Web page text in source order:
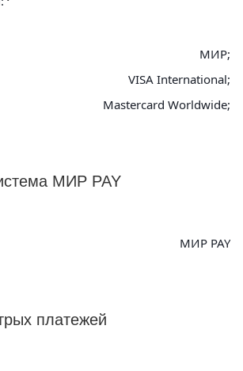
МИР;
VISA International;
Mastercard Worldwide;
МИР PAY
МИР PAY
платежей